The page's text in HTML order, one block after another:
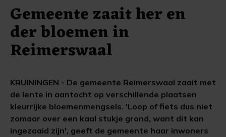
Gemeente zaait her en
der bloemen in
Reimerswaal
KRUININGEN - De gemeente Reimerswaal zaait met
de lente in aantocht op verschillende plaatsen
kleurrijke bloemenmengsels. 'Loop of fiets dus niet
zomaar over een kaal stukje grond, want dit kan
ingezaaid zijn', geeft de gemeente haar inwoners